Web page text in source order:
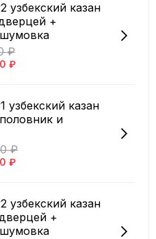
узбекский казан
+
₽
₽
узбекский казан
и
₽
₽
узбекский казан
+